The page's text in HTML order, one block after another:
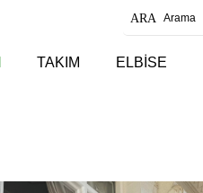
TAKIM ELBİSE